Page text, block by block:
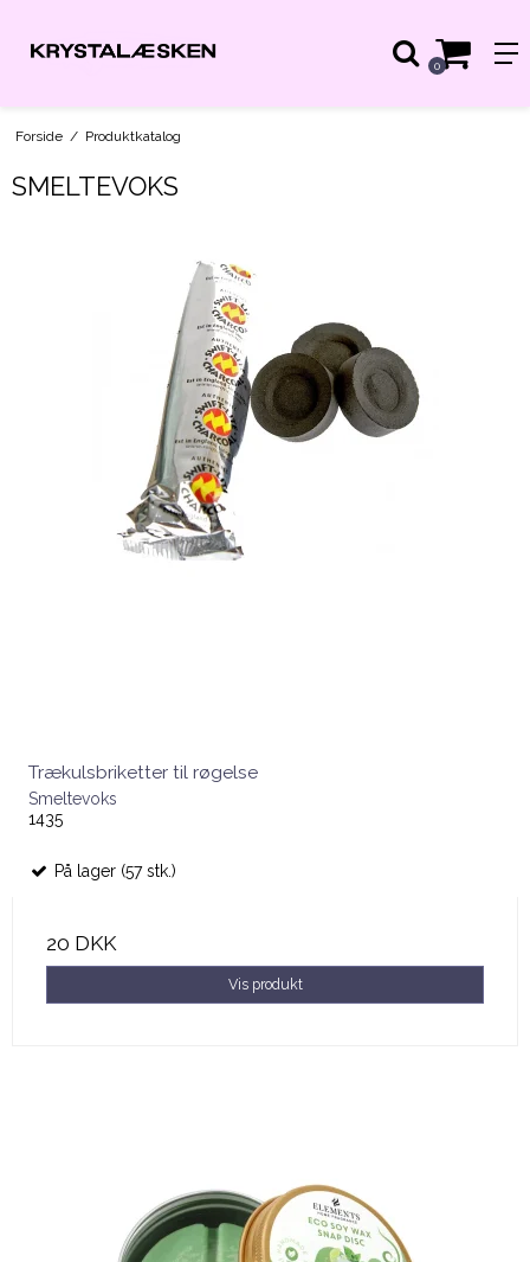
0
Forside / Produktkatalog
SMELTEVOKS
Trækulsbriketter til røgelse
Smeltevoks
1435
På lager (57 stk.)
20 DKK
Vis produkt